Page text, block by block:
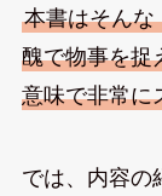
本書はそんな
醜で物事を捉
意味で非常に
では、内容の